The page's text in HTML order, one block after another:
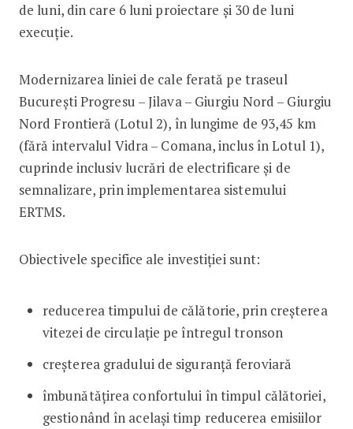
de luni, din care 6 luni proiectare și 30 de luni
execuție.
Modernizarea liniei de cale ferată pe traseul
Bucureşti Progresu – Jilava – Giurgiu Nord – Giurgiu
Nord Frontieră (Lotul 2), în lungime de 93,45 km
(fără intervalul Vidra – Comana, inclus în Lotul 1),
cuprinde inclusiv lucrări de electrificare și de
semnalizare, prin implementarea sistemului
ERTMS.
Obiectivele specifice ale investiției sunt:
reducerea timpului de călătorie, prin creșterea
vitezei de circulație pe întregul tronson
creșterea gradului de siguranță feroviară
îmbunătățirea confortului în timpul călătoriei,
gestionând în același timp reducerea emisiilor